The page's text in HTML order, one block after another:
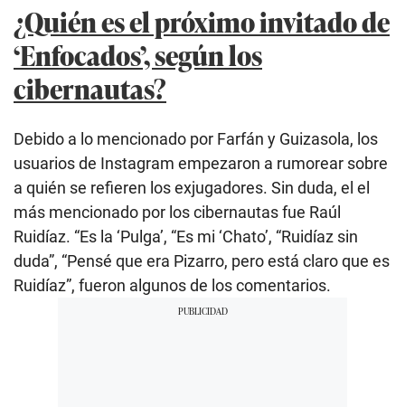
¿Quién es el próximo invitado de
‘Enfocados’, según los
cibernautas?
Debido a lo mencionado por Farfán y Guizasola, los
usuarios de Instagram empezaron a rumorear sobre
a quién se refieren los exjugadores. Sin duda, el el
más mencionado por los cibernautas fue Raúl
Ruidíaz. “Es la ‘Pulga’, “Es mi ‘Chato’, “Ruidíaz sin
duda”, “Pensé que era Pizarro, pero está claro que es
Ruidíaz”, fueron algunos de los comentarios.